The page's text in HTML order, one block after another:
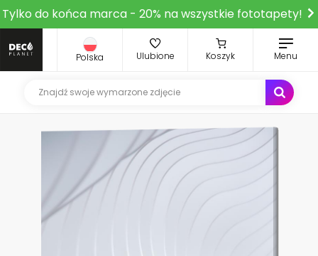
Tylko do końca marca - 20% na wszystkie fototapety!
Polska Ulubione Koszyk Menu